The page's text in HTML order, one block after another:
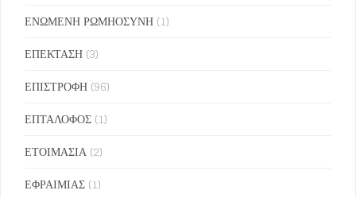
ΕΝΩΜΕΝΗ ΡΩΜΗΟΣΥΝΗ (1)
ΕΠΕΚΤΑΣΗ (3)
ΕΠΙΣΤΡΟΦΗ (96)
ΕΠΤΑΛΟΦΟΣ (1)
ΕΤΟΙΜΑΣΙΑ (2)
ΕΦΡΑΙΜΙΑΣ (1)